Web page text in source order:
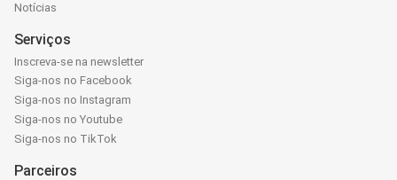
Notícias
Serviços
Inscreva-se na newsletter
Siga-nos no Facebook
Siga-nos no Instagram
Siga-nos no Youtube
Siga-nos no TikTok
Parceiros